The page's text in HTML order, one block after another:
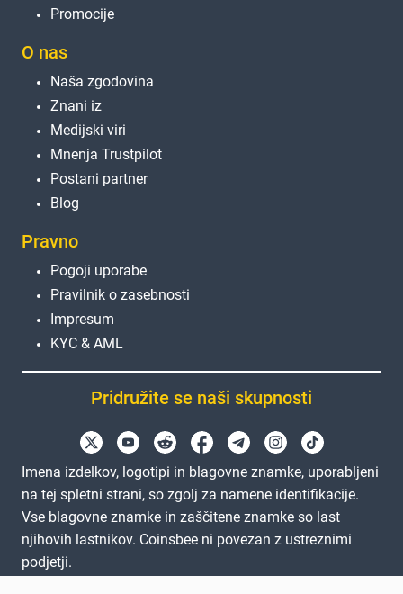
Promocije
O nas
Naša zgodovina
Znani iz
Medijski viri
Mnenja Trustpilot
Postani partner
Blog
Pravno
Pogoji uporabe
Pravilnik o zasebnosti
Impresum
KYC & AML
Pridružite se naši skupnosti
Imena izdelkov, logotipi in blagovne znamke, uporabljeni
na tej spletni strani, so zgolj za namene identifikacije.
Vse blagovne znamke in zaščitene znamke so last
njihovih lastnikov. Coinsbee ni povezan z ustreznimi
podjetji.